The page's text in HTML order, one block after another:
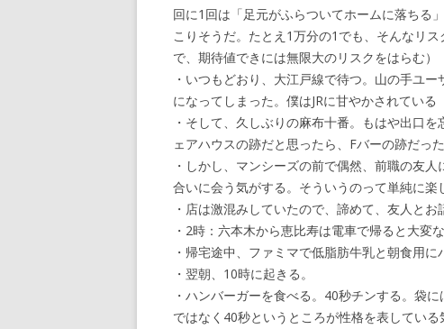
回に1回は「足元がふらついてホームに落ちる
こりそうだ。たとえ1万分の1でも、そんなリ
で、期待値できには無限大のリスクをはらむ）
・いつもどおり、大江戸線で待つ。山の手ユ
になってしまった。僕はJRに甘やかされている
・そして、久しぶりの麻布十番。もはや出口
ェアハウスの跡だと思ったら、Fバーの跡だった
・しかし、マンシーズの前で偶然、前職の友
合いに会う気がする。そういうのって単純に楽
・店は激混みしていたので、諦めて、友人とお
・2時：六本木から恵比寿は電車で帰ると大変
・帰宅途中、ファミマで低脂肪牛乳と朝食用
・翌朝、10時に起きる。
・ハンバーガーを食べる。40秒チンする。袋
ではなく40秒というところが性格を表している